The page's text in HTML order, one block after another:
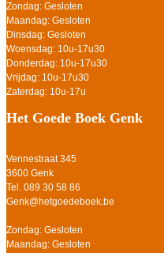
Zondag: Gesloten
Maandag: Gesloten
Dinsdag: Gesloten
Woensdag: 10u-17u30
Donderdag: 10u-17u30
Vrijdag: 10u-17u30
Zaterdag: 10u-17u
Het Goede Boek Genk
Vennestraat 345
3600 Genk
Tel. 089 30 58 86
Genk@hetgoedeboek.be
Zondag: Gesloten
Maandag: Gesloten